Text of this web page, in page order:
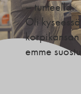
– tunteella.
Oli
emme